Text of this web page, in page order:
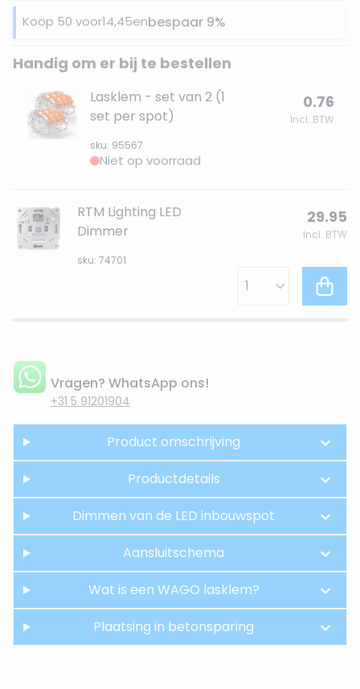
Koop 50 voor14,45enbespaar 9%
Handig om er bij te bestellen
Lasklem - set van 2 (1
set per spot)
sku: 95567
0.76
Incl. BTW
Niet op voorraad
RTM Lighting LED
Dimmer
sku: 74701
29.95
Incl. BTW
Vragen? WhatsApp ons!
+31 5 91201904
Product omschrijving
Productdetails
Dimmen van de LED inbouwspot
Aansluitschema
Wat is een WAGO lasklem?
Plaatsing in betonsparing